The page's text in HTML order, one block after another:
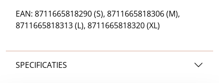
EAN: 8711665818290 (S), 8711665818306 (M),
8711665818313 (L), 8711665818320 (XL)
SPECIFICATIES